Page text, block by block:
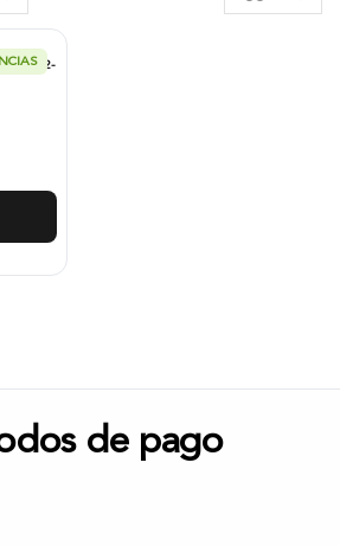
S-32-
de pago